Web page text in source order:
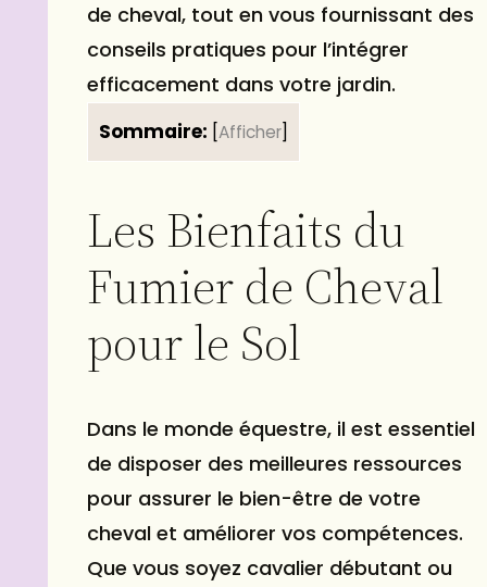
de cheval, tout en vous fournissant des
conseils pratiques pour l’intégrer
efficacement dans votre jardin.
Sommaire: Afficher
Les Bienfaits du
Fumier de Cheval
pour le Sol
Dans le monde équestre, il est essentiel
de disposer des meilleures ressources
pour assurer le bien-être de votre
cheval et améliorer vos compétences.
Que vous soyez cavalier débutant ou